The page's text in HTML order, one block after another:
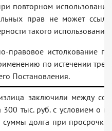
повторном
прав не может
такого использования.
правовое истолкование
по истечении трех
Постановления.
заключили между
300 тыс. руб. с условием о
суммы долга при просрочке